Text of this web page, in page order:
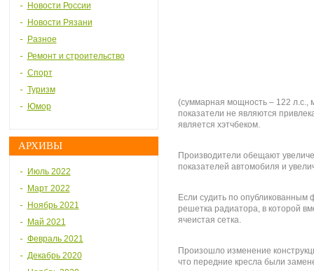
Новости России
Новости Рязани
Разное
Ремонт и строительство
Спорт
Туризм
Юмор
АРХИВЫ
Июль 2022
Март 2022
Ноябрь 2021
Май 2021
Февраль 2021
Декабрь 2020
(суммарная мощность – 122 л.с.,
показатели не являются
является хэтчбеком.
Производители обещают
показателей автомобиля и
Если судить по
решетка радиатора, в которой
ячеистая сетка.
Произошло изменение
что передние кресла были